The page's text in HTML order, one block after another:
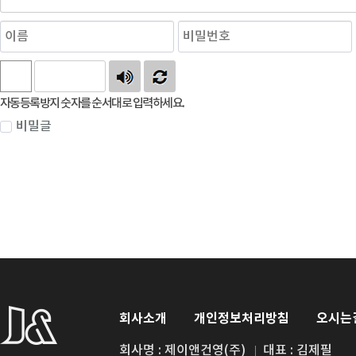
자동등록방지 숫자를 순서대로 입력하세요.
비밀글
회사소개 개인정보처리방침 오시는
회사명 : 제이앤건영(주) 대표 : 김제필